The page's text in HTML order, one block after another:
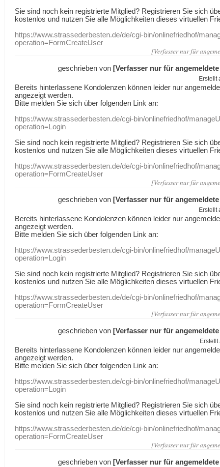
Sie sind noch kein registrierte Mitglied? Registrieren Sie sich
kostenlos und nutzen Sie alle Möglichkeiten dieses virtuellen
https://www.strassederbesten.de/de/cgi-bin/onlinefriedhof/
operation=FormCreateUser
[Verfasser nur für
geschrieben von [Verfasser nur für
Erstellt
Bereits hinterlassene Kondolenzen können leider nur
angezeigt werden.
Bitte melden Sie sich über folgenden Link an:
https://www.strassederbesten.de/cgi-bin/onlinefriedhof/
operation=Login
Sie sind noch kein registrierte Mitglied? Registrieren Sie sich
kostenlos und nutzen Sie alle Möglichkeiten dieses virtuellen
https://www.strassederbesten.de/de/cgi-bin/onlinefriedhof/
operation=FormCreateUser
[Verfasser nur für
geschrieben von [Verfasser nur für
Erstellt
Bereits hinterlassene Kondolenzen können leider nur
angezeigt werden.
Bitte melden Sie sich über folgenden Link an:
https://www.strassederbesten.de/cgi-bin/onlinefriedhof/
operation=Login
Sie sind noch kein registrierte Mitglied? Registrieren Sie sich
kostenlos und nutzen Sie alle Möglichkeiten dieses virtuellen
https://www.strassederbesten.de/de/cgi-bin/onlinefriedhof/
operation=FormCreateUser
[Verfasser nur für
geschrieben von [Verfasser nur für
Erstellt
Bereits hinterlassene Kondolenzen können leider nur
angezeigt werden.
Bitte melden Sie sich über folgenden Link an:
https://www.strassederbesten.de/cgi-bin/onlinefriedhof/
operation=Login
Sie sind noch kein registrierte Mitglied? Registrieren Sie sich
kostenlos und nutzen Sie alle Möglichkeiten dieses virtuellen
https://www.strassederbesten.de/de/cgi-bin/onlinefriedhof/
operation=FormCreateUser
[Verfasser nur für
geschrieben von [Verfasser nur für